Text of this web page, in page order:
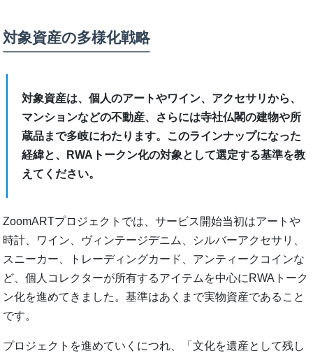
対象資産の多様化戦略
対象資産は、個人のアートやワイン、アクセサリから、
マンションなどの不動産、さらには寺社仏閣の建物や所
蔵品まで多岐にわたります。このラインナップになった
経緯と、RWAトークン化の対象として選定する基準を教
えてください。
ZoomARTプロジェクトでは、サービス開始当初はアートや
時計、ワイン、ヴィンテージデニム、シルバーアクセサリ、
スニーカー、トレーディングカード、アンティークコインな
ど、個人コレクターが所有するアイテムを中心にRWAトーク
ン化を進めてきました。基準はあくまで実物資産であること
です。
プロジェクトを進めていくにつれ、「文化を遺産として残し